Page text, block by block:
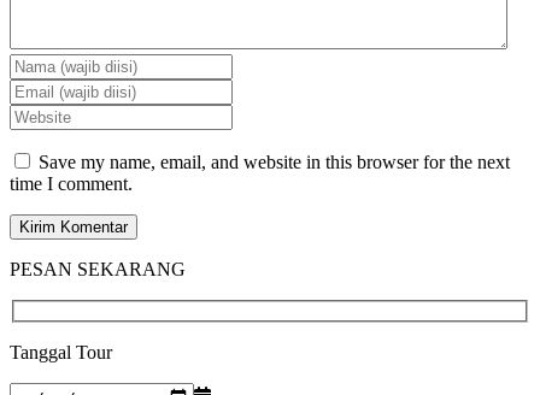
Save my name, email, and website in this browser for the next
time I comment.
PESAN SEKARANG
Tanggal Tour